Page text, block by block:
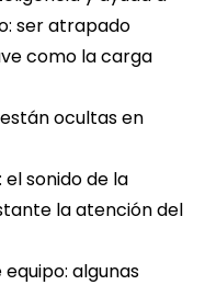
ser atrapado
como la carga
ocultas en
sonido de la
la atención del
algunas